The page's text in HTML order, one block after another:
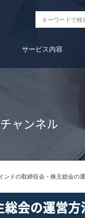
サービス内容
ャンネル
ンドの取締役会・株主総会の
総会の運営方